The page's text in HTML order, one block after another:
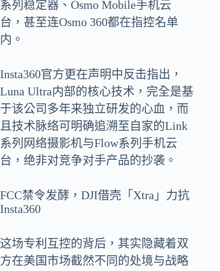
系列稳定器、Osmo Mobile手机云
台，甚至连Osmo 360都在指控名单
内。
Insta360官方更在声明中反击指出，
Luna Ultra内部的核心技术，完全是基
于该公司多年来独立研发的心血，而
且技术脉络可明确追溯至自家的Link
系列网络摄影机与Flow系列手机云
台，绝非对竞争对手产品的抄袭。
FCC禁令发酵，DJI借壳「Xtra」力抗
Insta360
这场专利互控的背后，其实隐藏着双
方在美国市场截然不同的处境与战略